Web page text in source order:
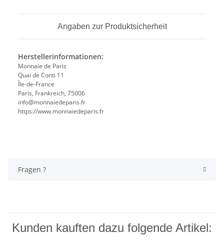
Angaben zur Produktsicherheit
Herstellerinformationen:
Monnaie de Paris
Quai de Conti 11
Île-de-France
Paris, Frankreich, 75006
info@monnaiedeparis.fr
https://www.monnaiedeparis.fr
Fragen ?
Kunden kauften dazu folgende Artikel: